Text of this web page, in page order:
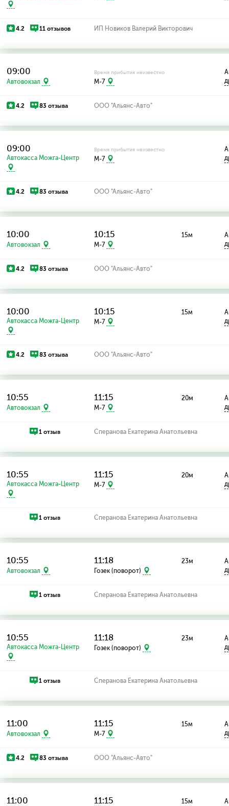
4.2 11 отзывов ИП Новиков Валерий Викторович
09:00
Автовокзал
Время прибытия неизвестно
M-7
4.2 83 отзыва ООО "Альянс-Авто"
09:00
Автокасса Можга-Центр
Время прибытия неизвестно
M-7
4.2 83 отзыва ООО "Альянс-Авто"
10:00
Автовокзал
10:15
M-7
15м
4.2 83 отзыва ООО "Альянс-Авто"
10:00
Автокасса Можга-Центр
10:15
M-7
15м
4.2 83 отзыва ООО "Альянс-Авто"
10:55
Автовокзал
11:15
M-7
20м
1 отзыв Сперанова Екатерина Анатольевна
10:55
Автокасса Можга-Центр
11:15
M-7
20м
1 отзыв Сперанова Екатерина Анатольевна
10:55
Автовокзал
11:18
Гозек (поворот)
23м
1 отзыв Сперанова Екатерина Анатольевна
10:55
Автокасса Можга-Центр
11:18
Гозек (поворот)
23м
1 отзыв Сперанова Екатерина Анатольевна
11:00
Автовокзал
11:15
M-7
15м
4.2 83 отзыва ООО "Альянс-Авто"
11:00 11:15 15м